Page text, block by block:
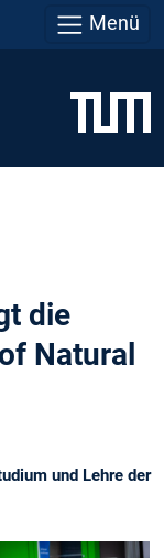
Menü
die
Natural
und Lehre der